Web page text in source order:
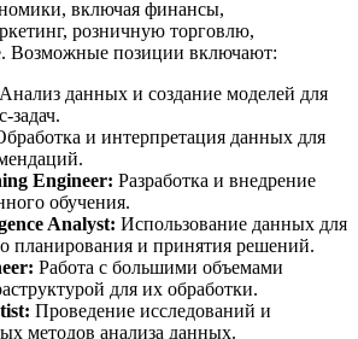
включая финансы,
розничную торговлю,
Возможные позиции включают:
Анализ данных и создание моделей для
задач.
и интерпретация данных для
Engineer: Разработка и внедрение
обучения.
Analyst: Использование данных для
планирования и принятия решений.
Работа с большими объемами
для их обработки.
Проведение исследований и
методов анализа данных.